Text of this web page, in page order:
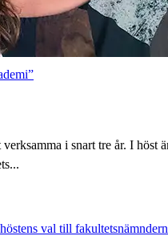
i snart tre år. I
val till